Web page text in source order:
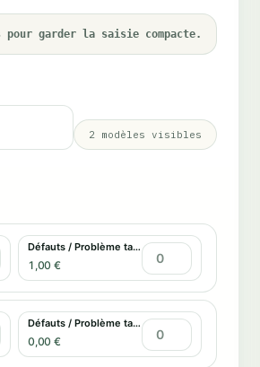
garder la saisie compacte.
2 modèles visibles
Défauts / Problème tactile
1,00 €
Défauts / Problème tactile
0,00 €